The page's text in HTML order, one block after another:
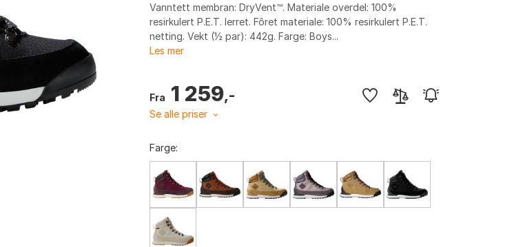
Vanntett membran: DryVent™. Materiale overdel: 100%
resirkulert P.E.T. lerret. Fôret materiale: 100% resirkulert P.E.T.
netting. Vekt (½ par): 442g. Farge: Boys...
Les mer
Fra 1 259,-
Se alle priser
Farge: